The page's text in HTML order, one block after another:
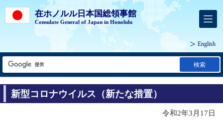
在ホノルル日本国総領事館
Consulate General of Japan in Honolulu
English
検索
新型コロナウイルス（新たな措置）
令和2年3月17日